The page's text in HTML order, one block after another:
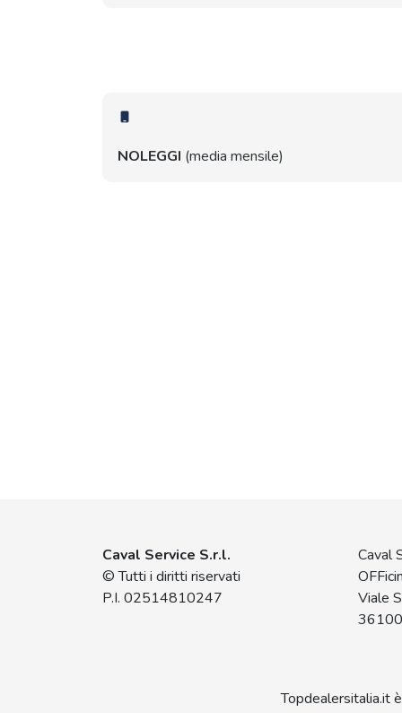
NOLEGGI (media mensile)
Caval Service S.r.l.
© Tutti i diritti riservati
P.I. 02514810247
Caval
Viale
Topdealersitalia.it